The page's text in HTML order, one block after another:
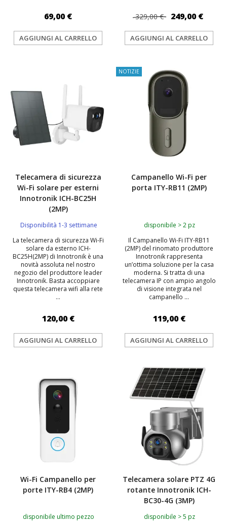
69,00 €
AGGIUNGI AL CARRELLO
329,00 € 249,00 €
AGGIUNGI AL CARRELLO
Telecamera di sicurezza
Wi-Fi solare per esterni
Innotronik ICH-BC25H
(2MP)
Disponibilità 1-3 settimane
La telecamera di sicurezza Wi-Fi
solare da esterno ICH-
BC25H(2MP) di Innotronik è una
novità assoluta nel nostro
negozio del produttore leader
Innotronik. Basta accoppiare
questa telecamera wifi alla rete
...
120,00 €
AGGIUNGI AL CARRELLO
NOTIZIE
Campanello Wi-Fi per
porta ITY-RB11 (2MP)
disponibile > 2 pz
Il Campanello Wi-Fi ITY-RB11
(2MP) del rinomato produttore
Innotronik rappresenta
un’ottima soluzione per la casa
moderna. Si tratta di una
telecamera IP con ampio angolo
di visione integrata nel
campanello ...
119,00 €
AGGIUNGI AL CARRELLO
Wi-Fi Campanello per
porte ITY-RB4 (2MP)
disponibile ultimo pezzo
Telecamera solare PTZ 4G
rotante Innotronik ICH-
BC30-4G (3MP)
disponibile > 5 pz